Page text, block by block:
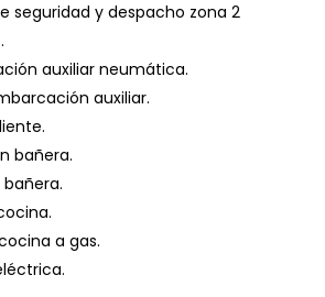
seguridad y despacho zona 2
auxiliar neumática.
auxiliar.
bañera.
a gas.